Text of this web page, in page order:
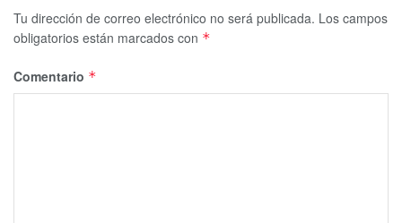
Tu dirección de correo electrónico no será publicada. Los campos
obligatorios están marcados con *
Comentario *